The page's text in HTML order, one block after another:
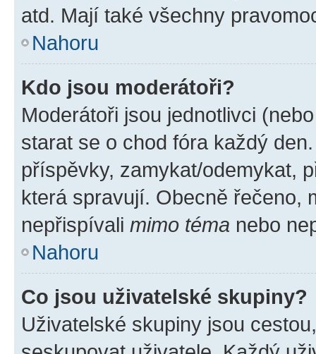
atd. Mají také všechny
Nahoru
Kdo jsou moderátoři?
Moderátoři jsou jednotlivci
starat se o chod fóra každý
příspěvky, zamykat/odemykat,
která spravují. Obecně řečeno,
nepřispívali mimo téma nebo
Nahoru
Co jsou uživatelské skupiny?
Uživatelské skupiny jsou